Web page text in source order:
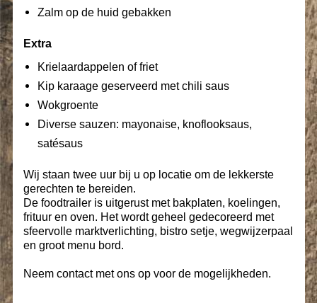
Zalm op de huid gebakken
Extra
Krielaardappelen of friet
Kip karaage geserveerd met chili saus
Wokgroente
Diverse sauzen: mayonaise, knoflooksaus,
satésaus
Wij staan twee uur bij u op locatie om de lekkerste
gerechten te bereiden.
De foodtrailer is uitgerust met bakplaten, koelingen,
frituur en oven. Het wordt geheel gedecoreerd met
sfeervolle marktverlichting, bistro setje, wegwijzerpaal
en groot menu bord.
Neem contact met ons op voor de mogelijkheden.